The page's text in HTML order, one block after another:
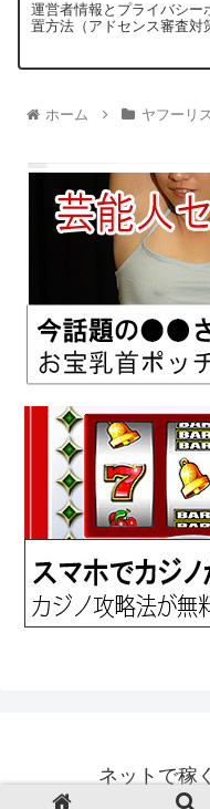
運営者情報とプライバシー
置方法（アドセンス審査対
ホーム ヤフーリ
ネットで稼